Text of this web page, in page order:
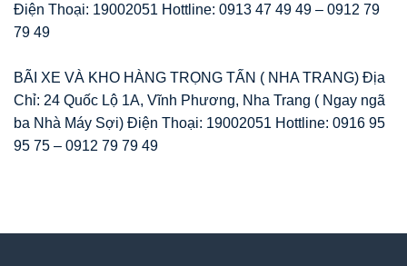
Điện Thoại: 19002051 Hottline: 0913 47 49 49 – 0912 79
79 49
BÃI XE VÀ KHO HÀNG TRỌNG TẤN ( NHA TRANG) Địa
Chỉ: 24 Quốc Lộ 1A, Vĩnh Phương, Nha Trang ( Ngay ngã
ba Nhà Máy Sợi) Điện Thoại: 19002051 Hottline: 0916 95
95 75 – 0912 79 79 49